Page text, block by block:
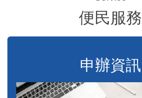
便民服務
申辦資訊